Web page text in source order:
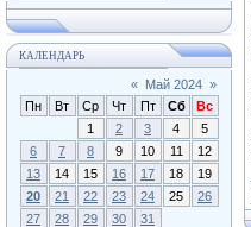
КАЛЕНДАРЬ
« Май 2024 »
Пн
Вт Ср Чт Пт Сб
Вс
1
2 3 4
5
6
7 8 9 10 11
12
13
14 15 16 17 18
19
20
21 22 23 24 25
26
27
28 29 30 31